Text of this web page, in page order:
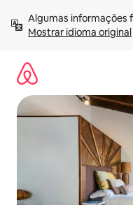
para
Mostrar idioma original